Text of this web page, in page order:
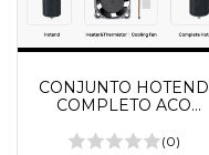
CONJUNTO HOTEND
COMPLETO ACO
- SERIE P1(0)